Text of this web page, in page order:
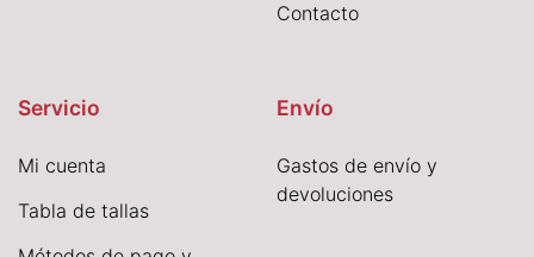
Contacto
Servicio
Mi cuenta
Tabla de tallas
Envío
Gastos de envío y
devoluciones